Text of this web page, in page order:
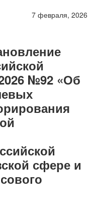
7 февраля, 2026
№92 «Об
сфере и